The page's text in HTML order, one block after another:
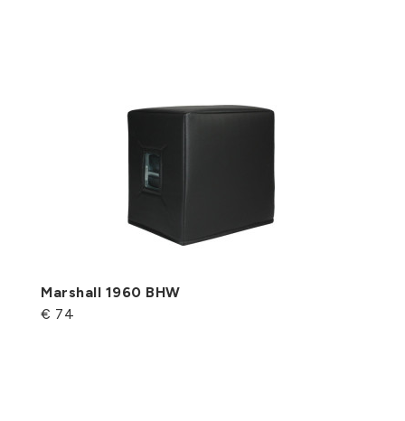
Marshall 1960 BHW
€ 74